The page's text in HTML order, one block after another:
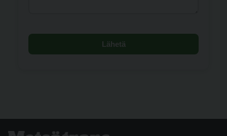
Lähetä